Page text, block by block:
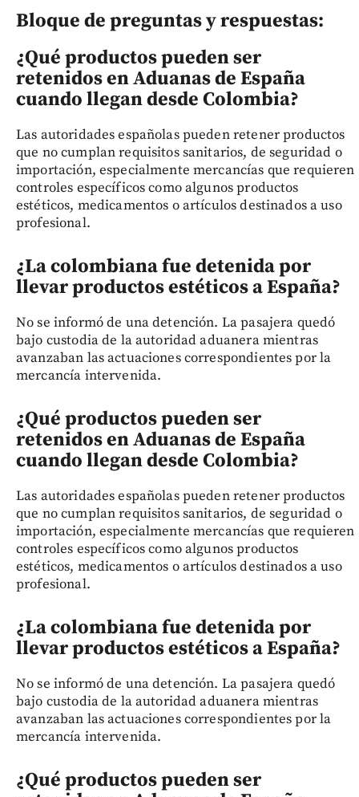
Bloque de preguntas y respuestas:
¿Qué productos pueden ser
retenidos en Aduanas de España
cuando llegan desde Colombia?
Las autoridades españolas pueden retener productos
que no cumplan requisitos sanitarios, de seguridad o
importación, especialmente mercancías que requieren
controles específicos como algunos productos
estéticos, medicamentos o artículos destinados a uso
profesional.
¿La colombiana fue detenida por
llevar productos estéticos a España?
No se informó de una detención. La pasajera quedó
bajo custodia de la autoridad aduanera mientras
avanzaban las actuaciones correspondientes por la
mercancía intervenida.
¿Qué productos pueden ser
retenidos en Aduanas de España
cuando llegan desde Colombia?
Las autoridades españolas pueden retener productos
que no cumplan requisitos sanitarios, de seguridad o
importación, especialmente mercancías que requieren
controles específicos como algunos productos
estéticos, medicamentos o artículos destinados a uso
profesional.
¿La colombiana fue detenida por
llevar productos estéticos a España?
No se informó de una detención. La pasajera quedó
bajo custodia de la autoridad aduanera mientras
avanzaban las actuaciones correspondientes por la
mercancía intervenida.
¿Qué productos pueden ser